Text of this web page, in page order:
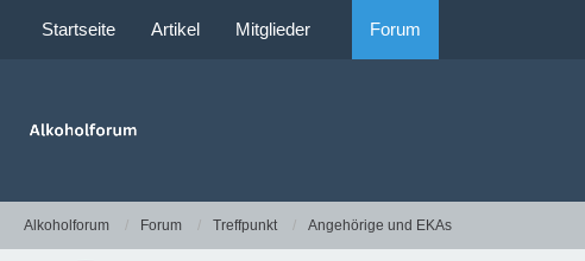
Startseite Artikel Mitglieder Forum
Alkoholforum Forum Treffpunkt Angehörige und EKAs